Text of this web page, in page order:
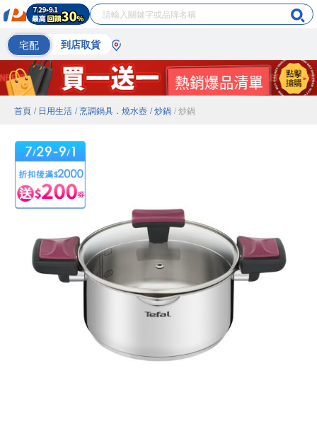
宅配 到店取貨
首頁 / 日用生活 / 烹調鍋具．燒水壺 / 炒鍋 / 炒鍋